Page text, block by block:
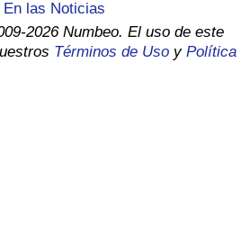
En las Noticias
2026 Numbeo. El uso de este
Términos de Uso y Política
por paíspor País
por país